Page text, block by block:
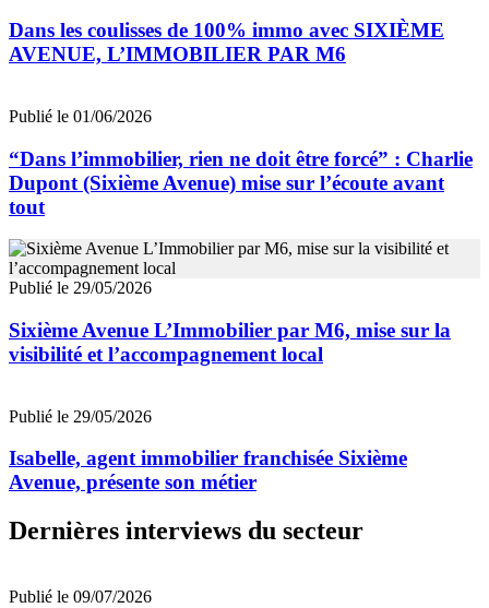
Dans les coulisses de 100% immo avec SIXIÈME
AVENUE, L’IMMOBILIER PAR M6
Publié le 01/06/2026
“Dans l’immobilier, rien ne doit être forcé” : Charlie
Dupont (Sixième Avenue) mise sur l’écoute avant
tout
Publié le 29/05/2026
Sixième Avenue L’Immobilier par M6, mise sur la
visibilité et l’accompagnement local
Publié le 29/05/2026
Isabelle, agent immobilier franchisée Sixième
Avenue, présente son métier
Dernières interviews du secteur
Publié le 09/07/2026